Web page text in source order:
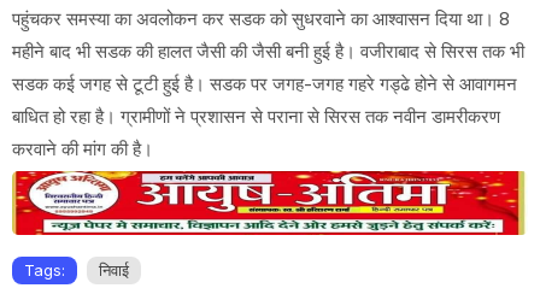
पहुंचकर समस्या का अवलोकन कर सडक को सुधरवाने का आश्वासन दिया था। 8
महीने बाद भी सडक की हालत जैसी की जैसी बनी हुई है। वजीराबाद से सिरस तक भी
सडक कई जगह से टूटी हुई है। सडक पर जगह-जगह गहरे गड्ढे होने से आवागमन
बाधित हो रहा है। ग्रामीणों ने प्रशासन से पराना से सिरस तक नवीन डामरीकरण
करवाने की मांग की है।
Tags: निवाई